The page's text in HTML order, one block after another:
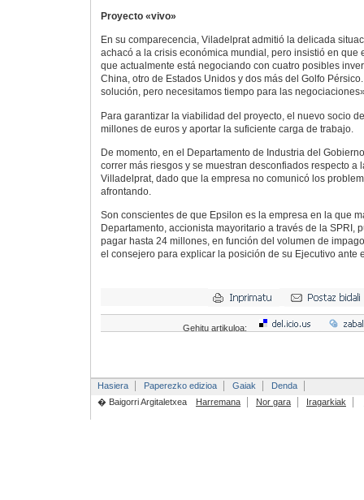
Proyecto «vivo»
En su comparecencia, Viladelprat admitió la delicada
achacó a la crisis económica mundial, pero insistió en que
que actualmente está negociando con cuatro posibles
China, otro de Estados Unidos y dos más del Golfo
solución, pero necesitamos tiempo para las
Para garantizar la viabilidad del proyecto, el nuevo socio
millones de euros y aportar la suficiente carga de trabajo.
De momento, en el Departamento de Industria del
correr más riesgos y se muestran desconfiados respecto a
Villadelprat, dado que la empresa no comunicó los
afrontando.
Son conscientes de que Epsilon es la empresa en la que
Departamento, accionista mayoritario a través de la SPRI,
pagar hasta 24 millones, en función del volumen de
el consejero para explicar la posición de su Ejecutivo ante
Gehitu artikuloa:
Hasiera Paperezko edizioa Gaiak
Denda
� Baigorri Argitaletxea
Harremana Nor gara Iragarkiak